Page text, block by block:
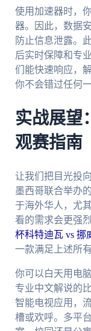
使用加速器时，
器。因此，数据
防止信息泄露。
后实时保障和专
们能快速响应，
你不会错过任何
实战展望
观赛指南
让我们把目光投
墨西哥联合举办
于海外华人，尤
看的需求会更强
杯科特迪瓦 vs 挪
一款满足上述所
你可以白天用电
专业中文解说的
智能电视应用，
槽或欢呼。多平